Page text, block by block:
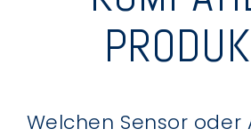
Welchen Sensor oder